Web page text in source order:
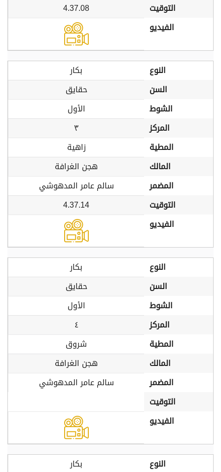
التوقيت
4.37.08
الفيديو
النوع
بكار
السن
حقايق
الشوط
الأول
المركز
٣
المطية
زاهية
المالك
هجن الغرافة
المضمر
سالم عامر المدهوشي
التوقيت
4.37.14
الفيديو
النوع
بكار
السن
حقايق
الشوط
الأول
المركز
٤
المطية
شروق
المالك
هجن الغرافة
المضمر
سالم عامر المدهوشي
التوقيت
الفيديو
النوع
بكار